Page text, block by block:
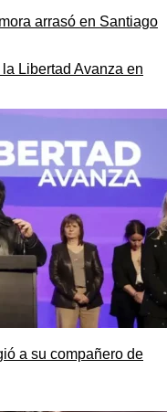
Libertad Avanza en
a su compañero de